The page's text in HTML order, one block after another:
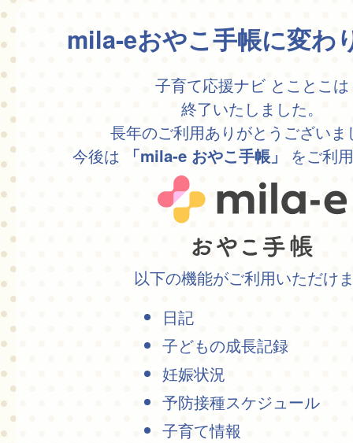
mila-eおやこ手帳に変わ
子育て応援ナビ とことこは
終了いたしました。
長年のご利用ありがとうございま
今後は
「mila-e おやこ手帳」 をご利
以下の機能がご利用いただけ
日記
子どもの成長記録
妊娠状況
予防接種スケジュール
子育て情報